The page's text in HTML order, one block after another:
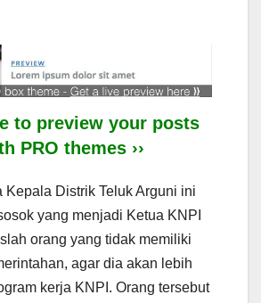
to preview your posts
PRO themes ››
Kepala Distrik Teluk Arguni ini
yang menjadi Ketua KNPI
orang yang tidak memiliki
agar dia akan lebih
kerja KNPI. Orang tersebut